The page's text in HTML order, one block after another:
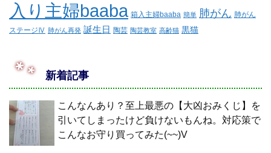
入り主婦baaba 箱入主婦baaba 簡単 肺がん 肺がん
ステージⅣ 肺がん再発 誕生日 陶芸 陶芸教室 高齢猫 黒猫
新着記事
こんなんあり？至上最悪の【大凶おみくじ】を
引いてしまったけど負けないもんね。対応策で
こんなお守り買ってみた(~~)V